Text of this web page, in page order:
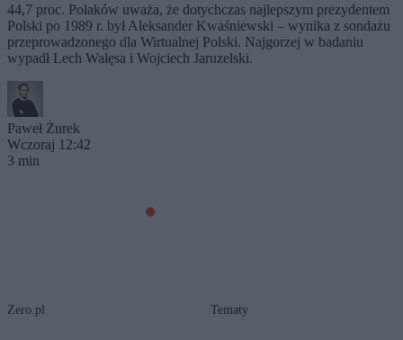
44,7 proc. Polaków uważa, że dotychczas najlepszym prezydentem
Polski po 1989 r. był Aleksander Kwaśniewski – wynika z sondażu
przeprowadzonego dla Wirtualnej Polski. Najgorzej w badaniu
wypadł Lech Wałęsa i Wojciech Jaruzelski.
Paweł Żurek
Wczoraj 12:42
3 min
Zero.pl Tematy